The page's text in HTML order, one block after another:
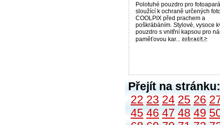
Polotuhé pouzdro pro
sloužící k ochraně určených
COOLPIX před prachem a
poškrábáním. Stylové, vysoce
pouzdro s vnitřní kapsou pro
paměťovou kar...
Přejít na stránku:
22 23 24 25 26
45 46 47 48 49